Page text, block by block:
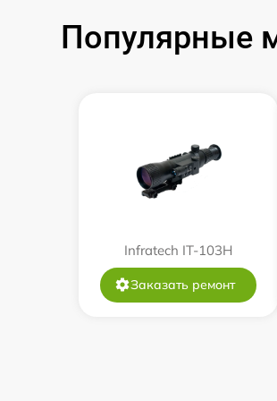
USB порта
дисплея (экрана)
Популярные
Infratech IT-103Н
Заказать ремонт